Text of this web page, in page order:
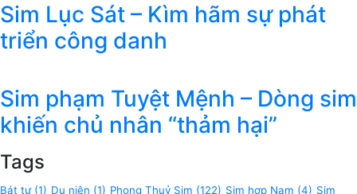
Sim Lục Sát – Kìm hãm sự phát
triển công danh
Sim phạm Tuyệt Mệnh – Dòng sim
khiến chủ nhân “thảm hại”
Tags
Bát tự(1) Du niên (1) Phong Thuỷ Sim (122) Sim hợp Nam (4) Sim